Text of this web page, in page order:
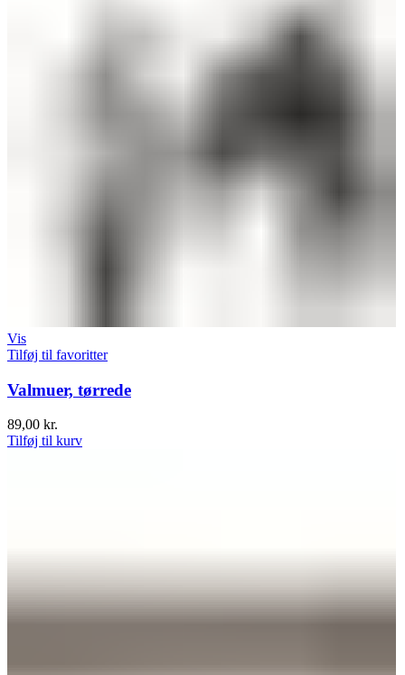
Vis
Tilføj til favoritter
Valmuer, tørrede
89,00 kr.
Tilføj til kurv